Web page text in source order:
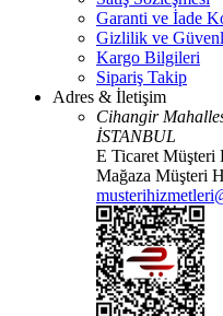
Garanti ve İade
Gizlilik ve
Kargo Bilgileri
Sipariş Takip
Adres & İletişim
Cihangir
İSTANBUL
E Ticaret Müşteri
Mağaza Müşteri